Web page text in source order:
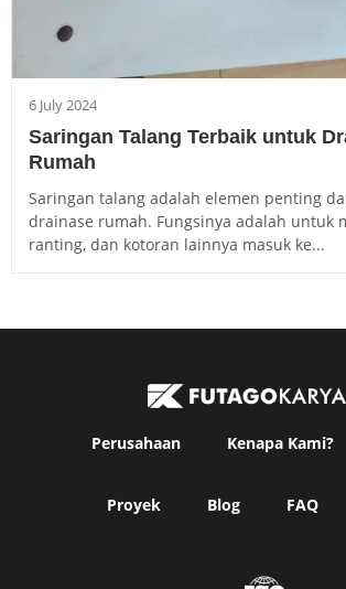
6 July 2024
Saringan Talang Terbaik untuk
Rumah
Saringan talang adalah elemen penting
drainase rumah. Fungsinya adalah untuk
ranting, dan kotoran lainnya masuk ke...
Perusahaan Kenapa Kami?
Proyek Blog FAQ